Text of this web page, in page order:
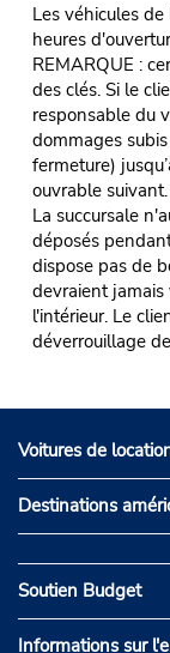
Les véhicules
heures
REMARQUE :
des clés. Si le
responsable du
dommages
fermeture)
ouvrable suivant.
La succursale
déposés
dispose pas de
devraient jamais
l'intérieur. Le
déverrouillage
Voitures de
Destinations
Soutien Budget
Informations sur